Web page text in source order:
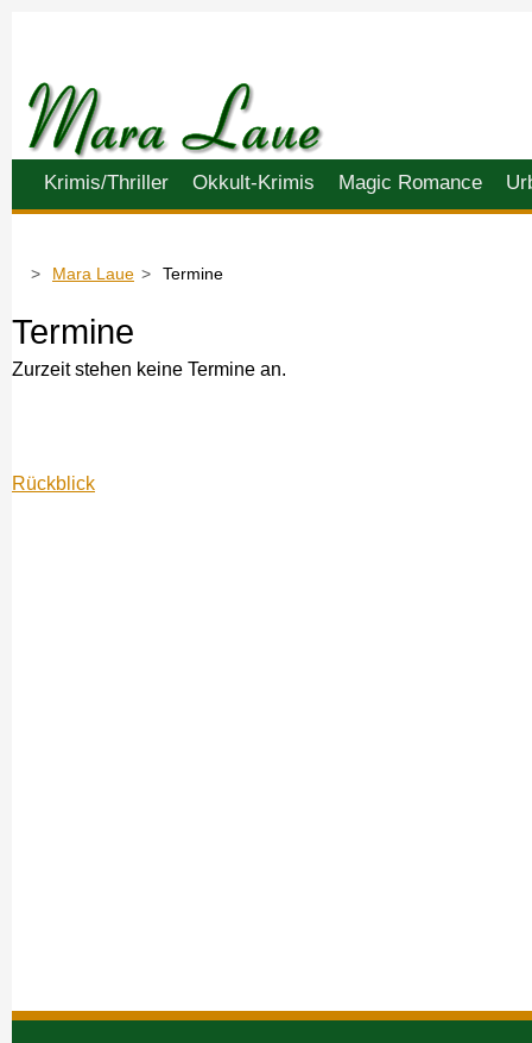
Navigation
überspringen
Krimis/Thriller Okkult-Krimis Magic Romance
Mara Laue Termine
Termine
Zurzeit stehen keine Termine an.
Rückblick